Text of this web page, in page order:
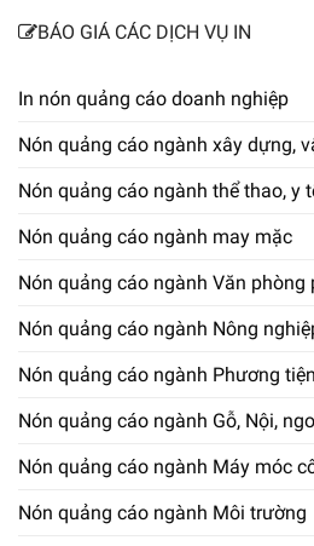
BÁO GIÁ CÁC DỊCH VỤ IN
In nón quảng cáo doanh nghiệp
Nón quảng cáo ngành xây dựng,
Nón quảng cáo ngành thể thao, y
Nón quảng cáo ngành may mặc
Nón quảng cáo ngành Văn phòng
Nón quảng cáo ngành Nông
Nón quảng cáo ngành Phương
Nón quảng cáo ngành Gỗ, Nội,
Nón quảng cáo ngành Máy móc
Nón quảng cáo ngành Môi trường